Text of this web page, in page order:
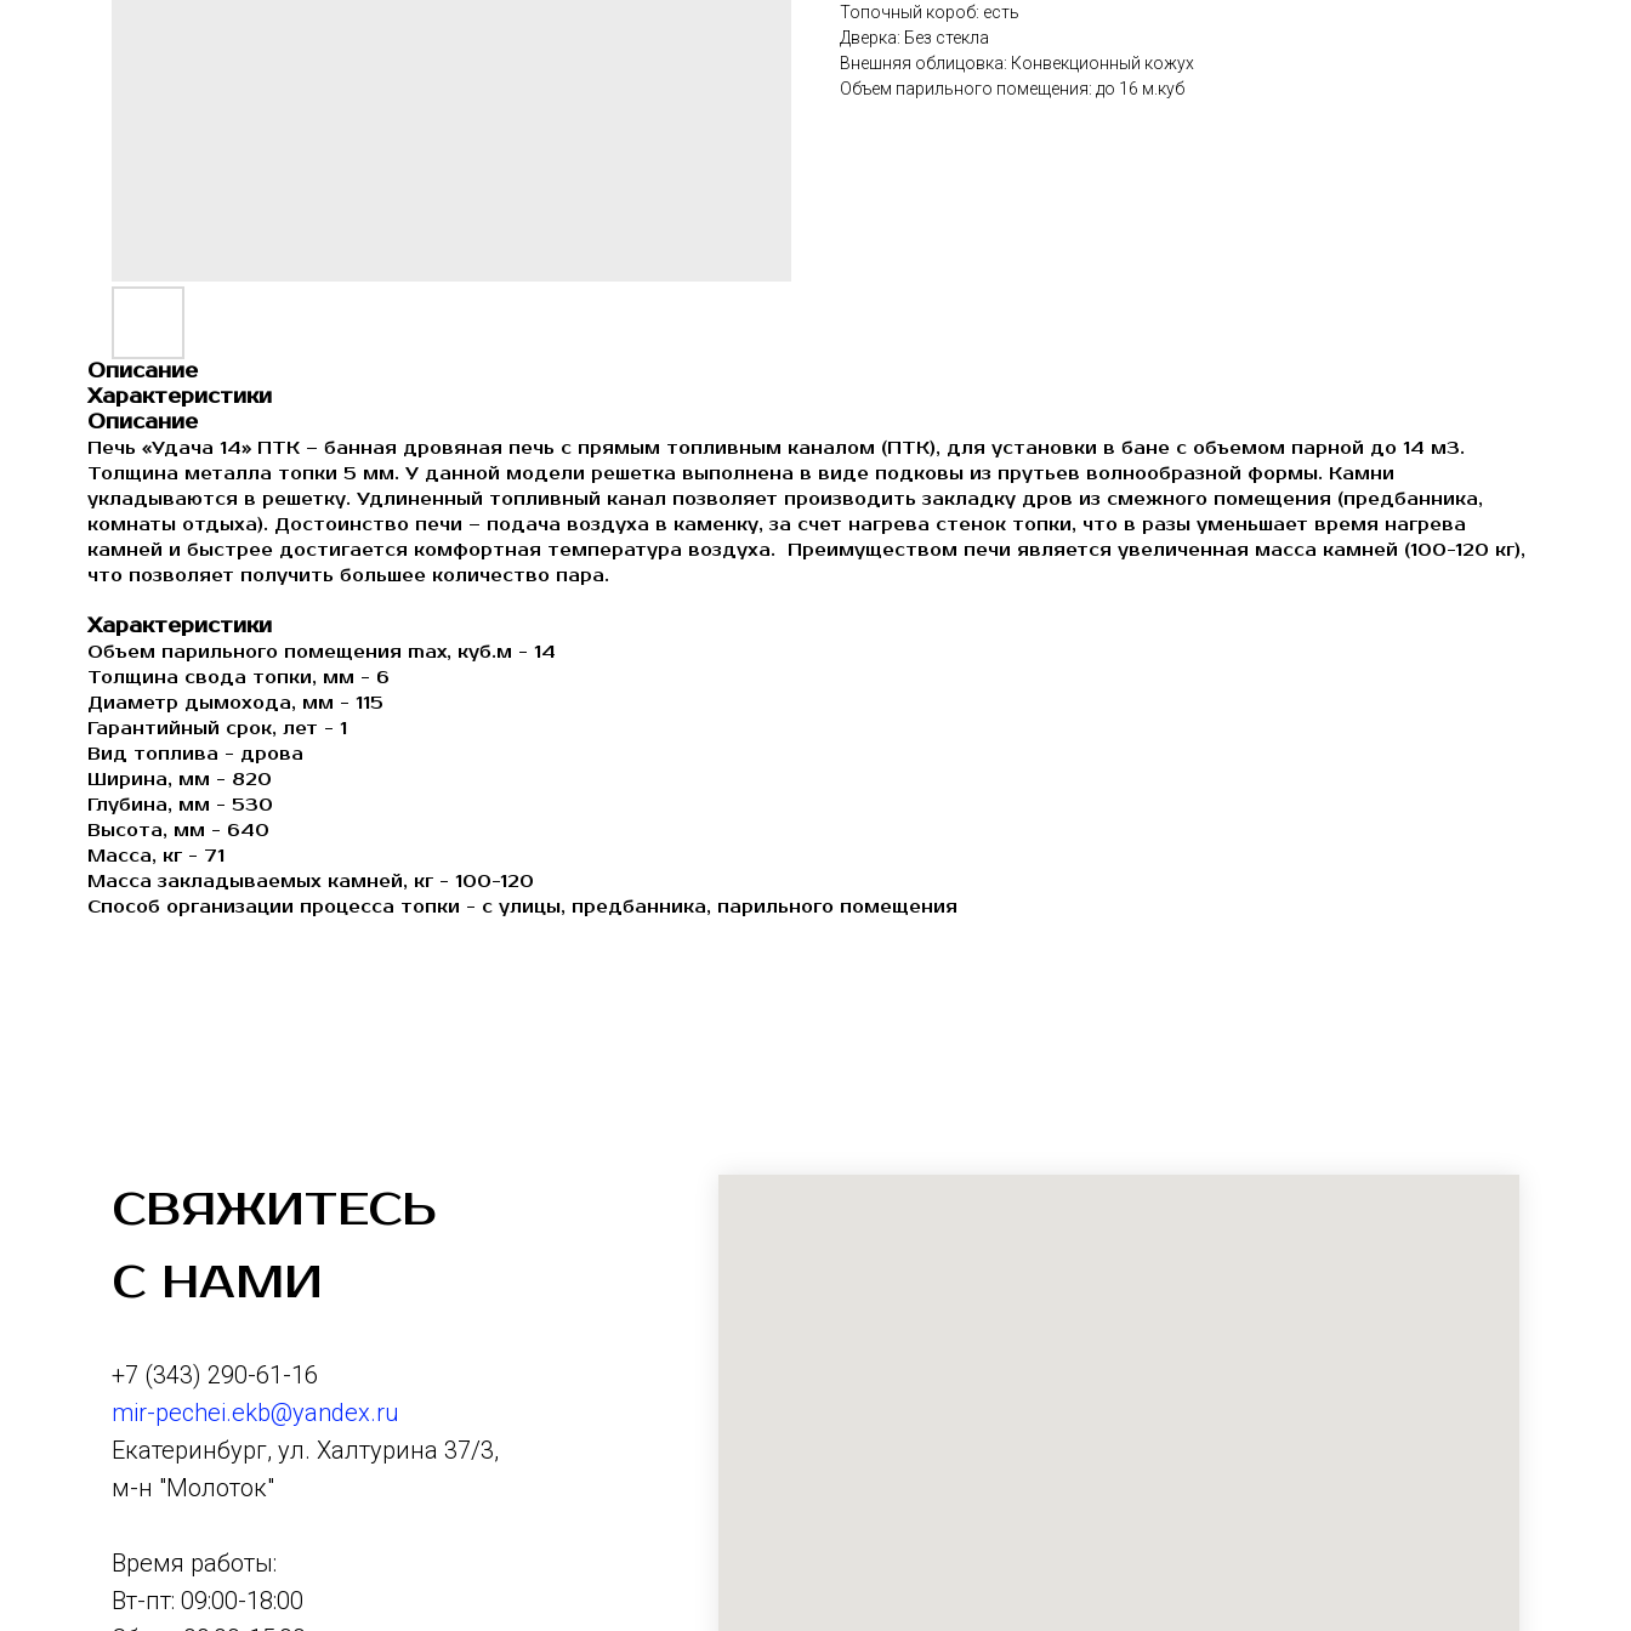
Топочный короб: есть
Дверка: Без стекла
Внешняя облицовка: Конвекционный кожух
Объем парильного помещения: до 16 м.куб
Описание
Характеристики
Описание
Печь «Удача 14» ПТК – банная дровяная печь с прямым топливным каналом (ПТК), для установки в бане с объемом парной до 14 м3.
Толщина металла топки 5 мм. У данной модели решетка выполнена в виде подковы из прутьев волнообразной формы. Камни
укладываются в решетку. Удлиненный топливный канал позволяет производить закладку дров из смежного помещения (предбанника,
комнаты отдыха). Достоинство печи – подача воздуха в каменку, за счет нагрева стенок топки, что в разы уменьшает время нагрева
камней и быстрее достигается комфортная температура воздуха. Преимуществом печи является увеличенная масса камней (100-120 кг),
что позволяет получить большее количество пара.
Характеристики
Объем парильного помещения max, куб.м - 14
Толщина свода топки, мм - 6
Диаметр дымохода, мм - 115
Гарантийный срок, лет - 1
Вид топлива - дрова
Ширина, мм - 820
Глубина, мм - 530
Высота, мм - 640
Масса, кг - 71
Масса закладываемых камней, кг - 100-120
Способ организации процесса топки - с улицы, предбанника, парильного помещения
СВЯЖИТЕСЬ
С НАМИ
+7 (343) 290-61-16
mir-pechei.ekb@yandex.ru
Екатеринбург, ул. Халтурина 37/3,
м-н "Молоток"
Время работы:
Вт-пт: 09:00-18:00